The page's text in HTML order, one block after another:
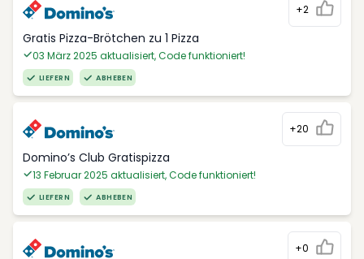
+2
Gratis Pizza-Brötchen zu 1 Pizza
03 März 2025 aktualisiert, Code funktioniert!
LIEFERN ABHEBEN
+20
Domino’s Club Gratispizza
13 Februar 2025 aktualisiert, Code funktioniert!
LIEFERN ABHEBEN
+0